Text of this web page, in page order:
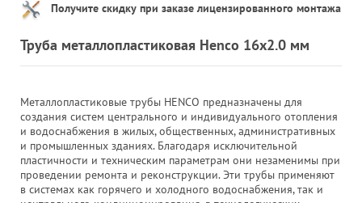
Получите скидку при заказе лицензированного монтажа
Труба металлопластиковая Henco 16x2.0 мм
Металлопластиковые трубы HENCO предназначены для
создания систем центрального и индивидуального отопления
и водоснабжения в жилых, общественных, административных
и промышленных зданиях. Благодаря исключительной
пластичности и техническим параметрам они незаменимы при
проведении ремонта и реконструкции. Эти трубы применяют
в системах как горячего и холодного водоснабжения, так и